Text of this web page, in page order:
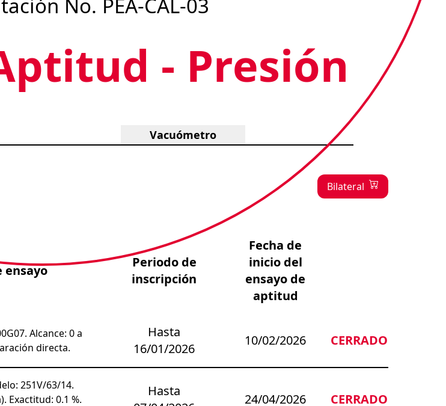
No. PEA-CAL-03
- Presión
Vacuómetro
Bilateral
ensayo
Periodo de
inscripción
Fecha de
inicio del
ensayo de
aptitud
Alcance: 0 a
directa.
Hasta
16/01/2026
10/02/2026 CERRADO
251V/63/14.
Exactitud: 0.1 %.
Hasta
24/04/2026 CERRADO